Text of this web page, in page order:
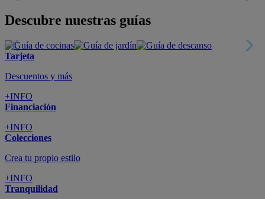
Descubre nuestras guías
Tarjeta
Descuentos y más
+INFO
Financiación
+INFO
Colecciones
Crea tu propio estilo
+INFO
Tranquilidad